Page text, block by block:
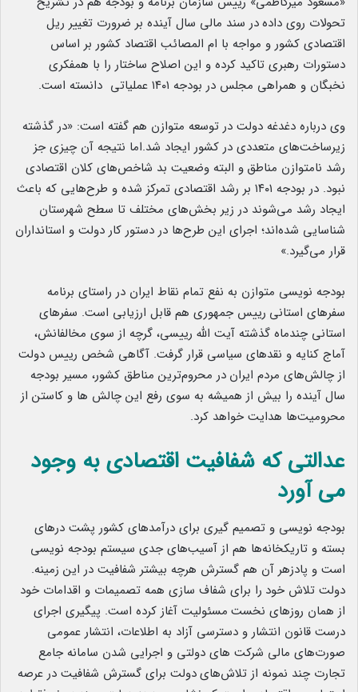
تحولات روی دادهدر سند مالی سال آینده بر ضرورت تغییر ریل
اقتصادی کشور و مواجه با ام المصائب اقتصاد کشور بر اساس
دستورات رهبری تاکید کرده و این اصلاح ساختار را با همفکری
نخبگان و همراهی مجلس در بودجه ۱۴۰۱ عملیاتی دانسته است.
وی درباره دغدغه دولت در توسعه متوازن هم گفته است: «در گذشته
زیرساخت‌های متعددی در کشور ایجاد شد.اما نتیجه آن چیزی جز
رشد نامتوازن مناطق و البته وضعیت بد شاخص‌های کلان اقتصادی
نبود. ‌در بودجه ۱۴۰۱ بر رشد اقتصادی تمرکز شده و طرح‌هایی که باعث
ایجاد رشد می‌شوند در زیر بخش‌های مختلف تا سطح شهرستان
شناسایی شده‌اند؛ اجرای این طرح‌ها در دستور کار دولت و استانداران
قرار می‌گیرد.»
بودجه نویسی متوازن به نفع تمام نقاط ایران در راستای برنامه
سفرهای استانی رییس جمهوری هم قابل ارزیابی است. سفرهای
استانی چندماه گذشته آیت الله رییسی، گرچه از سوی مخالفانش،
آماج کنایه و نقدهای سیاسی قرار گرفت. آگاهی شخص رییس دولت
از چالش‌های مردم ایران در محروم‌ترین مناطق کشور، مسیر بودجه
سال آینده را بیش از همیشه به سوی رفع این چالش ها و کاستن از
محرومیت‌ها هدایت خواهد کرد.
عدالتی که شفافیت اقتصادی به وجود
می آورد
بودجه نویسی و تصمیم گیری برای درآمدهای کشور پشت درهای
بسته و تاریکخانه‌ها هم از آسیب‌های جدی سیستم بودجه نویسی
است و پادزهر آن هم گسترش هرچه بیشتر شفافیت در این زمینه.
دولت تلاش خود را برای شفاف سازی همه تصمیمات و اقدامات خود
از همان روزهای نخست مسئولیت آغاز کرده است. پیگیری اجرای
درست قانون انتشار و دسترسی آزاد به اطلاعات، انتشار عمومی
صورت‌های مالی شرکت های دولتی و اجرایی شدن سامانه جامع
تجارت چند نمونه از تلاش‌هایدولت برای گسترش شفافیت در عرصه